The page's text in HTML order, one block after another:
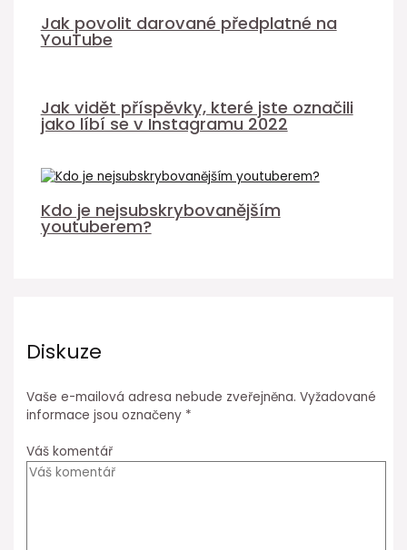
Jak povolit darované předplatné na
YouTube
Jak vidět příspěvky, které jste označili
jako líbí se v Instagramu 2022
Kdo je nejsubskrybovanějším
youtuberem?
Diskuze
Vaše e-mailová adresa nebude zveřejněna. Vyžadované
informace jsou označeny *
Váš komentář